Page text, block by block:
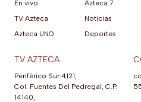
En vivo
TV Azteca
Azteca UNO
Azteca 7
Noticias
Deportes
TV AZTECA
Periférico Sur 4121,
Col. Fuentes Del Pedregal, C.P.
14140,